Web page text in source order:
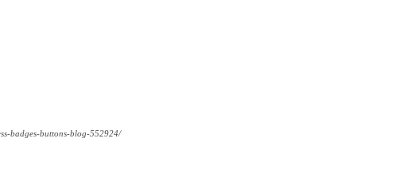
badges-buttons-blog-552924/